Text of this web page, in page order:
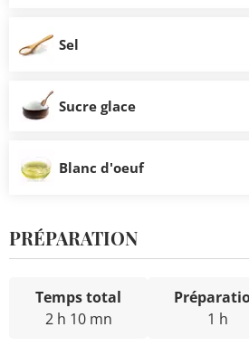
Sel
Sucre glace
Blanc d'oeuf
PRÉPARATION
Temps total
2 h 10 mn
1 h